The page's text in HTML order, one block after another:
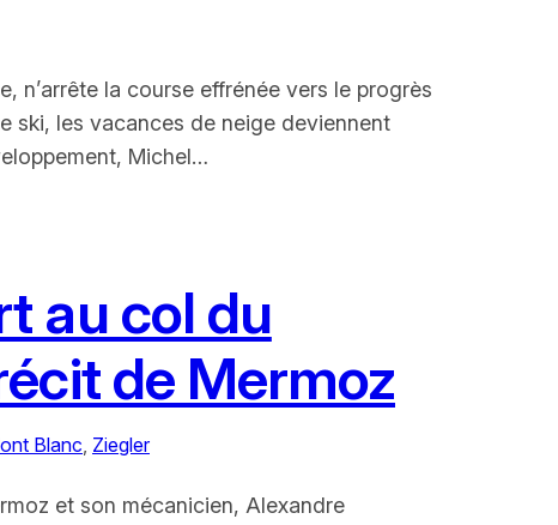
n’arrête la course effrénée vers le progrès
ski, les vacances de neige deviennent
Michel…
au col du
de Mermoz
Blanc, Ziegler
et son mécanicien, Alexandre